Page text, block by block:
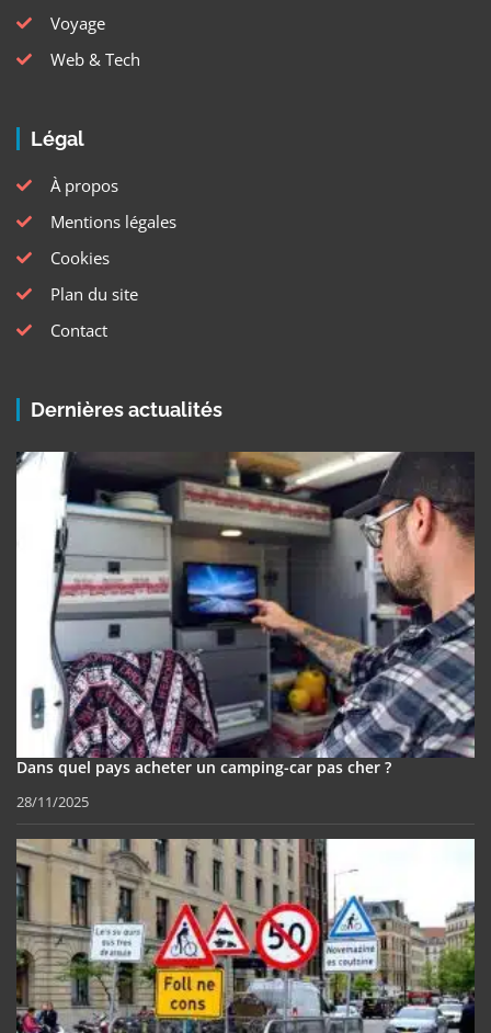
Voyage
Web & Tech
Légal
À propos
Mentions légales
Cookies
Plan du site
Contact
Dernières actualités
Dans quel pays acheter un camping-car pas cher ?
28/11/2025